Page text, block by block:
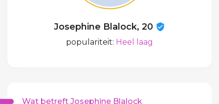
Josephine Blalock, 20
populariteit: Heel laag
Wat betreft Josephine Blalock